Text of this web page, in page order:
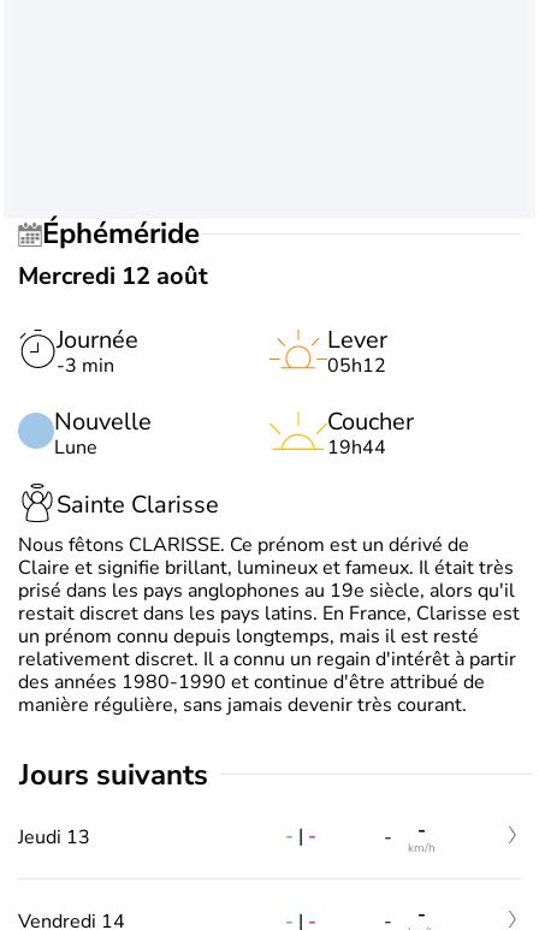
Éphéméride
Mercredi 12 août
Journée
-3 min
Nouvelle
Lune
Lever
05h12
Coucher
19h44
Sainte Clarisse
Nous fêtons CLARISSE. Ce prénom est un dérivé de
Claire et signifie brillant, lumineux et fameux. Il était très
prisé dans les pays anglophones au 19e siècle, alors qu'il
restait discret dans les pays latins. En France, Clarisse est
un prénom connu depuis longtemps, mais il est resté
relativement discret. Il a connu un regain d'intérêt à partir
des années 1980-1990 et continue d'être attribué de
manière régulière, sans jamais devenir très courant.
jours suivants
Jeudi 13 - | - - -
km/h
Vendredi 14 - | - - -